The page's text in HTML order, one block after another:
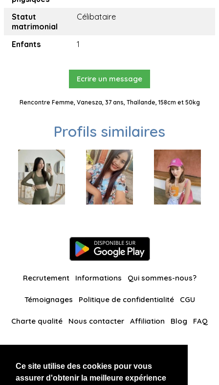
Ce site utilise des cookies pour vous
assurer d'obtenir la meilleure expérience
Statut
matrimonial
Célibataire
Enfants 1
Ecrire un message
Rencontre Femme, Vanesza, 37 ans, Thaïlande, 158cm et 50kg
Profils similaires
Recrutement Informations Qui sommes-nous?
Témoignages Politique de confidentialité CGU
Charte qualité Nous contacter Affiliation Blog FAQ
BlackAndBeauties RussianKisses